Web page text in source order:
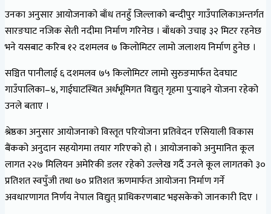
उनका अनुसार आयोजनाको बाँध तनहुँ जिल्लाको बन्दीपुर गाउँपालिकाअन्तर्गत
सारङघाट नजिक सेती नदीमा निर्माण गरिनेछ । बाँधको उचाइ ३२ मिटर रहनेछ
भने यसबाट करिब १२ दशमलव ७ किलोमिटर लामो जलाशय निर्माण हुनेछ ।
सञ्चित पानीलाई ६ दशमलव ७५ किलोमिटर लामो सुरुङमार्फत देवघाट
गाउँपालिका–४, गाईघाटस्थित अर्धभूमिगत विद्युत् गृहमा पुर्‍याइने योजना रहेको
उनले बताए ।
श्रेष्ठका अनुसार आयोजनाको विस्तृत परियोजना प्रतिवेदन एसियाली विकास
बैंकको अनुदान सहयोगमा तयार गरिएको हो । आयोजनाको अनुमानित कूल
लागत २२७ मिलियन अमेरिकी डलर रहेको उल्लेख गर्दै उनले कूल लागतको ३०
प्रतिशत स्वपुँजी तथा ७० प्रतिशत ऋणमार्फत आयोजना निर्माण गर्ने
अवधारणागत निर्णय नेपाल विद्युत् प्राधिकरणबाट भइसकेको जानकारी दिए ।